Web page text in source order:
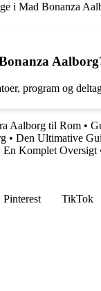
i Mad Bonanza
program og
Aalborg til Rom •
• Den Ultimative
Komplet Oversigt
Pinterest TikTok